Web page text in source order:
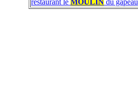
restaurant le MOULIN du gapeau